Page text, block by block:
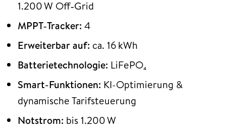
1.200 W Off‑Grid
MPPT‑Tracker: 4
Erweiterbar auf: ca. 16 kWh
Batterietechnologie: LiFePO₄
Smart-Funktionen: KI-Optimierung &
dynamische Tarifsteuerung
Notstrom: bis 1.200 W